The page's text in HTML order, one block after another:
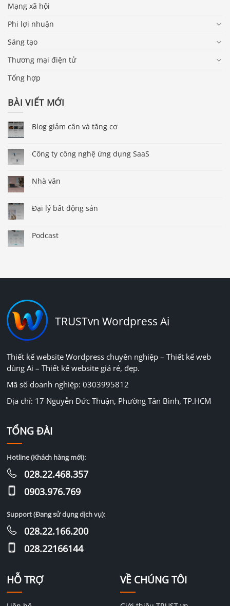
Mạng xã hội
Phi lợi nhuận
Sáng tạo
Thương mại điện tử
Tổng hợp
BÀI VIẾT MỚI
Blog giảm cân và tăng cơ
Công ty công nghệ ứng dụng SaaS
Nhà văn
Đại lý bất động sản
Podcast
TRUSTvn Wordpress Ai
Thiết kế website Wordpress chuyên nghiệp – Thiết kế web
dùng Ai – Thiết kế website giá rẻ, đẹp.
Mã số doanh nghiệp: 0303995812
Địa chỉ: 17 Nguyễn Đức Thuận, Phường Tân Bình, TP.HCM
HỖ TRỢ VỀ CHÚNG TÔI
TỔNG ĐÀI
Hotline (Khách hàng mới):
028.22.468.357
0903.976.769
Support (Đang sử dụng dịch vụ):
028.22.166.200
028.22166144